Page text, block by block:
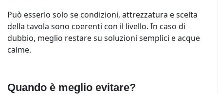
Può esserlo solo se condizioni, attrezzatura e scelta
della tavola sono coerenti con il livello. In caso di
dubbio, meglio restare su soluzioni semplici e acque
calme.
Quando è meglio evitare?